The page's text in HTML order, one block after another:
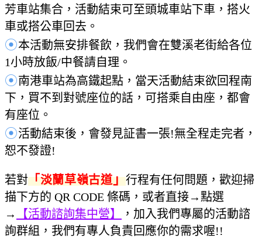
芳車站集合，活動結束可至頭城車站下車，搭火
車或搭公車回去。
⦿本活動無安排餐飲，我們會在雙溪老街給各位
1小時放飯/中餐請自理。
⦿南港車站為高鐵起點，當天活動結束欲回程南
下，買不到對號座位的話 ， 可搭乘自由座，都會
有座位。
⦿活動結束後，會發見証書一張!無全程走完者，
恕不發證!
若對「淡蘭草嶺古道」行程有任何問題，歡迎掃
描下方的 QR CODE 條碼，或者直接→點選
→
【活動諮詢集中營】
，加入我們專屬的活動諮
詢群組，我們有專人負責回應你的需求喔!!